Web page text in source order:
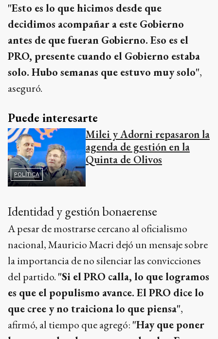
"Esto es lo que hicimos desde que
decidimos acompañar a este Gobierno
antes de que fueran Gobierno. Eso es el
PRO, presente cuando el Gobierno estaba
solo. Hubo semanas que estuvo muy solo",
aseguró.
Puede interesarte
POLÍTICA
Milei y Adorni repasaron la
agenda de gestión en la
Quinta de Olivos
Identidad y gestión bonaerense
A pesar de mostrarse cercano al oficialismo
nacional, Mauricio Macri dejó un mensaje sobre
la importancia de no silenciar las convicciones
del partido. "Si el PRO calla, lo que logramos
es que el populismo avance. El PRO dice lo
que cree y no traiciona lo que piensa",
afirmó, al tiempo que agregó: "Hay que poner